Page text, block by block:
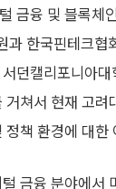
금융 및 블록체
과 한국핀테크협
던캘리포니아
쳐서 현재 고려
책 환경에 대
금융 분야에서